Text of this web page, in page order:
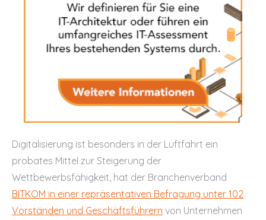
Digitalisierung ist besonders in der Luftfahrt ein
probates Mittel zur Steigerung der
Wettbewerbsfähigkeit, hat der Branchenverband
BITKOM in einer repräsentativen Befragung unter 102
Vorständen und Geschäftsführern von Unternehmen